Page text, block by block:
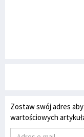
Zostaw swój adres
wartościowych